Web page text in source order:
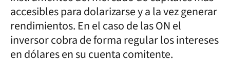
accesibles para dolarizarse y a la vez generar
rendimientos. En el caso de las ON el
inversor cobra de forma regular los intereses
en dólares en su cuenta comitente.